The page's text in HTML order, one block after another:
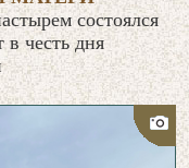
состоялся
в честь дня